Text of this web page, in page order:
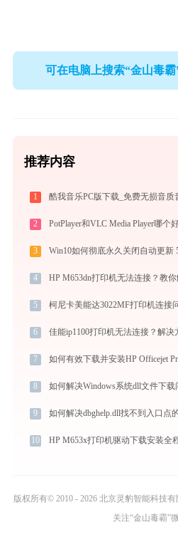
可在电脑上搜索“金山毒
推荐内容
1 酷我音乐PC版下载_免费无损音质
2 PotPlayer和VLC Media Player哪个
3
4 HP M653dn打印机无法连接？教
5 柯尼卡美能达3022MF打印机连接
6 佳能ip1100打印机无法连接？解
7
8 如何解决Windows系统dll文件下载
9 如何解决dbghelp.dll找不到入口点
10
版权所有© 2010 - 2026 北京灵豹智能科技有
关注“金山毒霸”